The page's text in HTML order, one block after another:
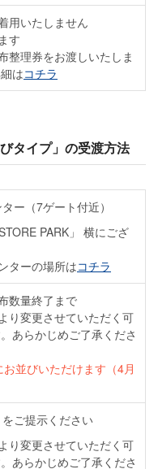
用いたしません
す
整理券をお渡しいたしま
はコチラ
タイプ」の受渡方法
ー（7ゲート付近）
PARK」 横にござ
ターの場所はコチラ
数量終了まで
り変更させていただく可
あらかじめご了承くださ
並びいただけます（4月
ご提示ください
り変更させていただく可
あらかじめご了承くださ